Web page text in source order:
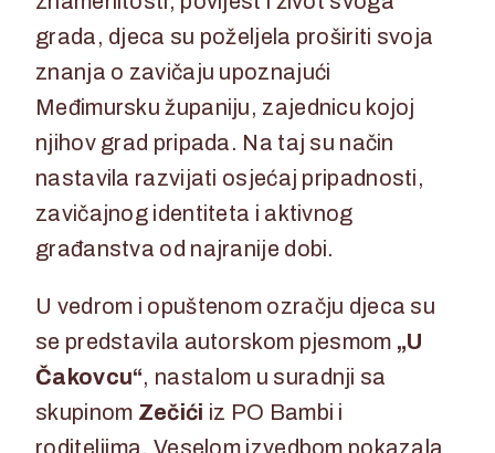
grada, djeca su poželjela proširiti svoja
znanja o zavičaju upoznajući
Međimursku županiju, zajednicu kojoj
njihov grad pripada. Na taj su način
nastavila razvijati osjećaj pripadnosti,
zavičajnog identiteta i aktivnog
građanstva od najranije dobi.
U vedrom i opuštenom ozračju djeca su
se predstavila autorskom pjesmom „U
Čakovcu“, nastalom u suradnji sa
skupinom Zečići iz PO Bambi i
roditeljima. Veselom izvedbom pokazala